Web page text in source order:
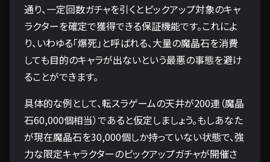
通り、一定回数ガチャを引くとピックアップ対象のキャ
ラクターを確定で獲得できる保証機能です。これによ
り、いわゆる「爆死」と呼ばれる、大量の魔晶石を消費
しても目的のキャラが出ないという最悪の事態を避け
ることができます。
具体的な例として、転スラゲームの天井が200連（魔晶
石60,000個相当）であると仮定しましょう。もしあなた
が現在魔晶石を30,000個しか持っていない状態で、強
力な限定キャラクターのピックアップガチャが開催さ